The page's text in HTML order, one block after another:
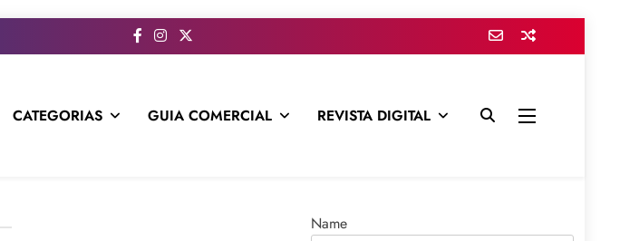
CATEGORIAS GUIA COMERCIAL REVISTA DIGITAL
Name